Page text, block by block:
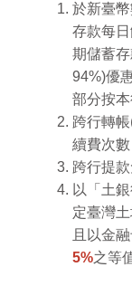
於新臺
存款每
期儲蓄
94%)優
部分按
跨行轉
續費次數
跨行提
以「土
定臺灣
且以金
5%之等